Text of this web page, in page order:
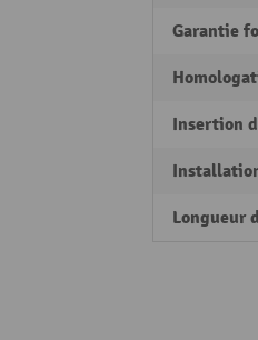
Garantie
Insertion
Longueur